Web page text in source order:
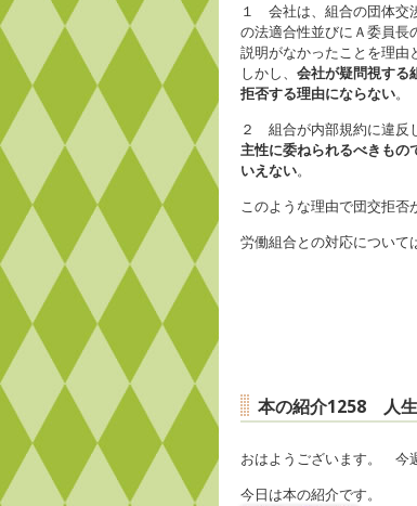
１ 会社は、組合の団体交
の法適合性並びにＡ委員長
説明がなかったことを理由
しかし、 会社が疑問視する
拒否する理由にならない。
２ 組合が内部規約に違反
主性に委ねられるべきもの
いえない。
このような理由で団交拒否
労働組合との対応について
本の紹介1258 人生
おはようございます。 今
今日は本の紹介です。